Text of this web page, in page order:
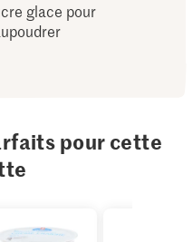
glace pour
pour cette